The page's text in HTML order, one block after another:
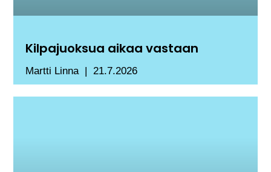
Kilpajuoksua aikaa vastaan
Martti Linna 21.7.2026